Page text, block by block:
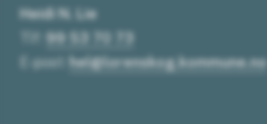
Heidi N. Lie
99 53 70 73
E-post:
hel@lorenskog.kommune.no